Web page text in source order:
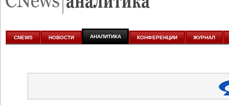
аналитике
CNEWS НОВОСТИ АНАЛИТИКА КОНФЕРЕНЦИИ ЖУРНАЛ